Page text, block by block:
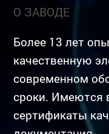
О ЗАВОДЕ
Более 13 лет
качественную
современном
сроки. Имеются
сертификаты